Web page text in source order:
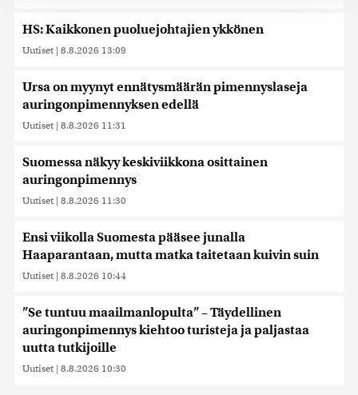
alan kumppaneillemme tietoja siitä, miten käytät
sivustoamme. Kumppanimme voivat yhdistää näitä
kerätty, kun olet käyttänyt heidän palvelujaan. Tietoja
saatetaan myös siirtää ulkomaille.
HS: Kaikkonen puoluejohtajien ykkönen
Uutiset | 8.8.2026 13:09
Ursa on myynyt ennätysmäärän pimennyslaseja
auringonpimennyksen edellä
Uutiset | 8.8.2026 11:31
Suomessa näkyy keskiviikkona osittainen
auringonpimennys
Uutiset | 8.8.2026 11:30
Ensi viikolla Suomesta pääsee junalla
Haaparantaan, mutta matka taitetaan kuivin suin
Uutiset | 8.8.2026 10:44
”Se tuntuu maailmanlopulta” – Täydellinen
auringonpimennys kiehtoo turisteja ja paljastaa
uutta tutkijoille
Uutiset | 8.8.2026 10:30